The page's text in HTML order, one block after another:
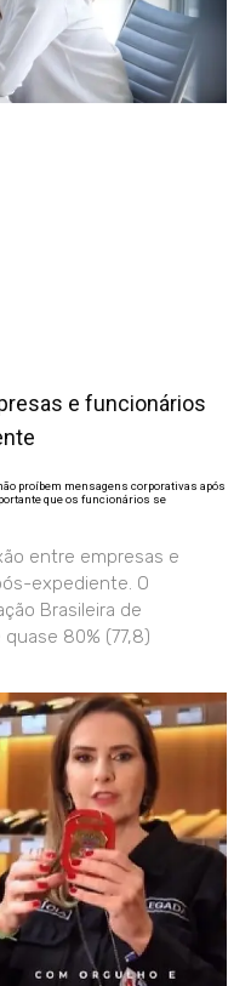
e funcionários
proíbem mensagens corporativas após
que os funcionários se
entre empresas e
expediente. O
Brasileira de
80% (77,8)